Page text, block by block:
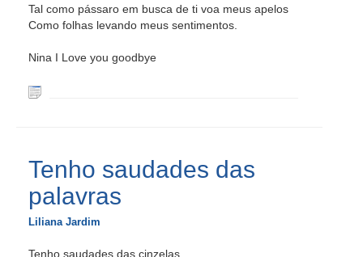
Tal como pássaro em busca de ti voa meus apelos
Como folhas levando meus sentimentos.
Nina I Love you goodbye
Tenho saudades das
palavras
Liliana Jardim
Tenho saudades das cinzelas